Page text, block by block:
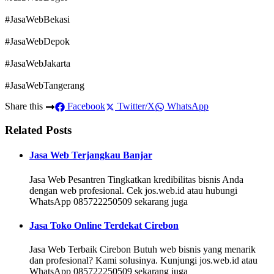
#JasaWebBekasi
#JasaWebDepok
#JasaWebJakarta
#JasaWebTangerang
Share this
Facebook Twitter/X WhatsApp
Related Posts
Jasa Web Terjangkau Banjar
Jasa Web Pesantren Tingkatkan kredibilitas bisnis Anda
dengan web profesional. Cek jos.web.id atau hubungi
WhatsApp 085722250509 sekarang juga
Jasa Toko Online Terdekat Cirebon
Jasa Web Terbaik Cirebon Butuh web bisnis yang menarik
dan profesional? Kami solusinya. Kunjungi jos.web.id atau
WhatsApp 085722250509 sekarang juga